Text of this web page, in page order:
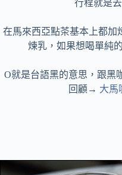
行程就是
在馬來西亞點茶基本上都加
煉乳，如果想喝單純
O就是台語黑的意思，跟黑
回顧→ 大馬